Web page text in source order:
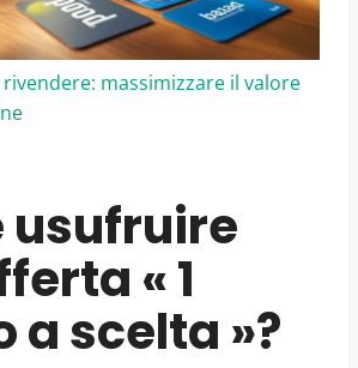
massimizzare il valore
usufruire
« 1
a scelta »?